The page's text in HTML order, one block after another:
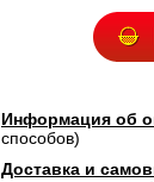
Информация об
способов)
Доставка и